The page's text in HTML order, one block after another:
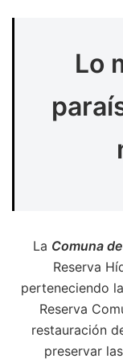
Lo
La Comuna
Reserva
perteneciendo
Reserva
restauración
preservar